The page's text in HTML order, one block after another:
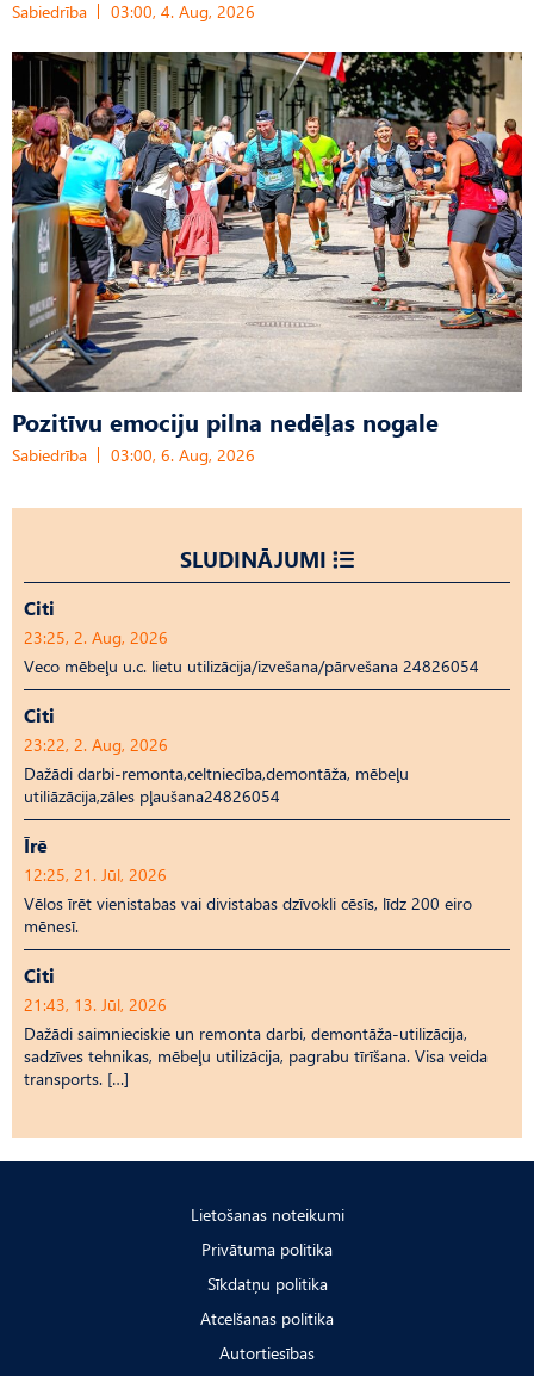
Sabiedrība 03:00, 4. Aug, 2026
Pozitīvu emociju pilna nedēļas nogale
Sabiedrība 03:00, 6. Aug, 2026
SLUDINĀJUMI
Citi
23:25, 2. Aug, 2026
Veco mēbeļu u.c. lietu utilizācija/izvešana/pārvešana 24826054
Citi
23:22, 2. Aug, 2026
Dažādi darbi-remonta,celtniecība,demontāža, mēbeļu
utiliāzācija,zāles pļaušana24826054
Īrē
12:25, 21. Jūl, 2026
Vēlos īrēt vienistabas vai divistabas dzīvokli cēsīs, līdz 200 eiro
mēnesī.
Citi
21:43, 13. Jūl, 2026
Dažādi saimnieciskie un remonta darbi, demontāža-utilizācija,
sadzīves tehnikas, mēbeļu utilizācija, pagrabu tīrīšana. Visa veida
transports. […]
Lietošanas noteikumi
Privātuma politika
Sīkdatņu politika
Atcelšanas politika
Autortiesības